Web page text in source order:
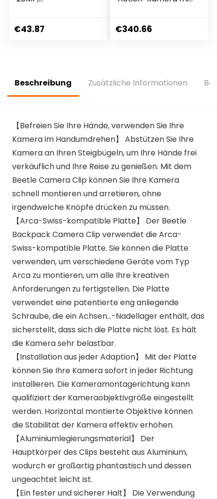
wasserdichte,EIS
Mikrofon, 2.4G
Fernbedienung, 2
Akkus und Zubehör
€43.87
1/1,9-Zoll-
€340.66
Beschreibung Zusätzliche Informationen
【Befreien Sie Ihre Hände, verwenden Sie Ihre
Kamera im Handumdrehen】 Abstützen Sie Ihre
Kamera an Ihren Steigbügeln, um Ihre Hände frei
verkäuflich und Ihre Reise zu genießen. Mit dem
Beetle Camera Clip können Sie Ihre Kamera
schnell montieren und arretieren, ohne
irgendwelche Knöpfe drücken zu müssen.
【Arca-Swiss-kompatible Platte】 Der Beetle
Backpack Camera Clip verwendet die Arca-
Swiss-kompatible Platte. Sie können die Platte
verwenden, um verschiedene Geräte vom Typ
Arca zu montieren, um alle Ihre kreativen
Anforderungen zu fertigstellen. Die Platte
verwendet eine patentierte eng anliegende
Schraube, die ein Achsen…-Nadellager enthält, das
sicherstellt, dass sich die Platte nicht löst. Es hält
die Kamera sehr belastbar.
【Installation aus jeder Adaption】 Mit der Platte
können Sie Ihre Kamera sofort in jeder Richtung
installieren. Die Kameramontagerichtung kann
qualifiziert der Kameraobjektivgröße eingestellt
werden. Horizontal montierte Objektive können
die Stabilität der Kamera effektiv erhöhen.
【Aluminiumlegierungsmaterial】 Der
Hauptkörper des Clips besteht aus Aluminium,
wodurch er großartig phantastisch und dessen
ungeachtet leicht ist.
【Ein fester und sicherer Halt】 Die Verwendung